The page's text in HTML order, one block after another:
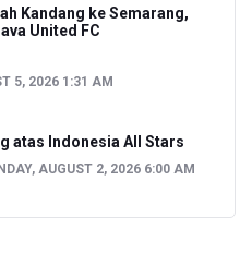
Kandang ke Semarang,
United FC
5, 2026 1:31 AM
atas Indonesia All Stars
AUGUST 2, 2026 6:00 AM